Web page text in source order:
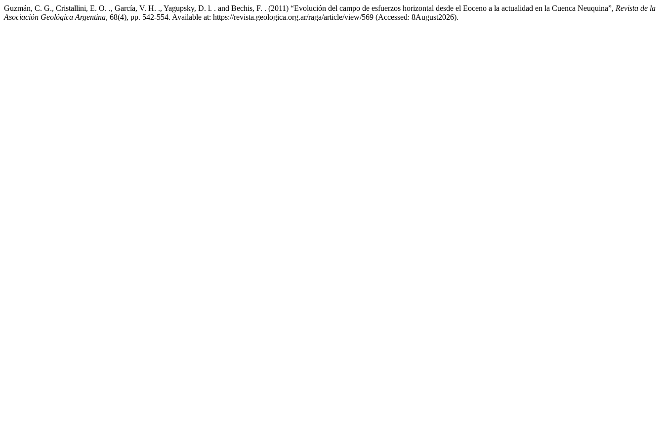
Guzmán, C. G., Cristallini, E. O. ., García, V. H. ., Yagupsky, D. l. . and Bechis, F. . (2011) “Evolución del campo de esfuerzos horizontal desde el Eoceno a la actualidad en la Cuenca Neuquina”, Revista de la
Asociación Geológica Argentina, 68(4), pp. 542-554. Available at: https://revista.geologica.org.ar/raga/article/view/569 (Accessed: 8August2026).